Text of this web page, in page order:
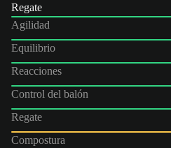
Regate
Agilidad
Equilibrio
Reacciones
Control del balón
Regate
Compostura